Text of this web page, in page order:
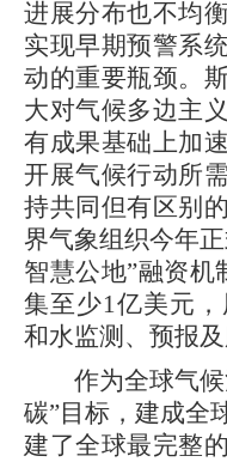
进展分布也不均
实现早期预警系
动的重要瓶颈。
大对气候多边主
有成果基础上加
开展气候行动所
持共同但有区别
界气象组织今年
智慧公地”融资机
集至少1亿美元
和水监测、预报
作为全球气候
碳”目标，建成全
建了全球最完整